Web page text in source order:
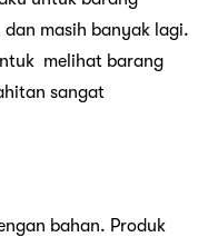
masih banyak lagi.
melihat barang
sangat
bahan. Produk